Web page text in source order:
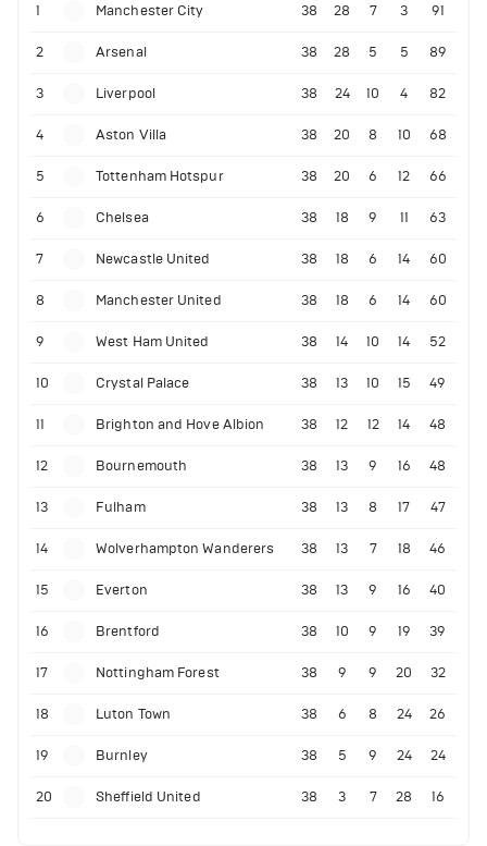
1 Manchester City 38 28 7 3 91
2 Arsenal 38 28 5 5 89
3 Liverpool 38 24 10 4 82
4 Aston Villa 38 20 8 10 68
5 Tottenham Hotspur 38 20 6 12 66
6 Chelsea 38 18 9 11 63
7 Newcastle United 38 18 6 14 60
8 Manchester United 38 18 6 14 60
9 West Ham United 38 14 10 14 52
10 Crystal Palace 38 13 10 15 49
11 Brighton and Hove Albion 38 12 12 14 48
12 Bournemouth 38 13 9 16 48
13 Fulham 38 13 8 17 47
14 Wolverhampton Wanderers 38 13 7 18 46
15 Everton 38 13 9 16 40
16 Brentford 38 10 9 19 39
17 Nottingham Forest 38 9 9 20 32
18 Luton Town 38 6 8 24 26
19 Burnley 38 5 9 24 24
20 Sheffield United 38 3 7 28 16